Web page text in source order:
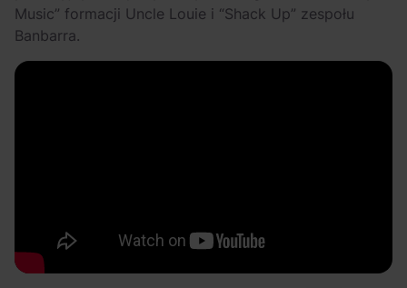
Music” formacji Uncle Louie i “Shack Up” zespołu
Banbarra.